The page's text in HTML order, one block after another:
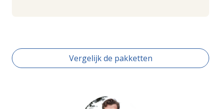
Vergelijk de pakketten